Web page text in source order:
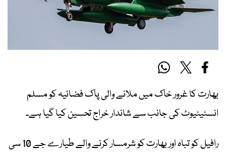
بھارت کا غرور خاک میں ملانے والی پاک فضائیہ کو مسلم
انسٹیٹیوٹ کی جانب سے شاندار خراج تحسین کیا گیا ہے۔
رافیل کو تباہ اور بھارت کو شرمسار کرنے والے طیارے جے 10 سی